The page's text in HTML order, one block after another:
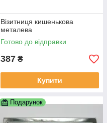
Візитниця кишенькова
металева
Готово до відправки
387 ₴
Купити
Подарунок